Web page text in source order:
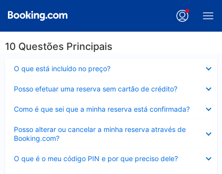
10 Questões Principais
O que está incluído no preço?
fechado
Posso efetuar uma reserva sem cartão de crédito?
fechado
Como é que sei que a minha reserva está confirmada?
fechado
Posso alterar ou cancelar a minha reserva através de
Booking.com?
fechado
O que é o meu código PIN e por que preciso dele?
fechado